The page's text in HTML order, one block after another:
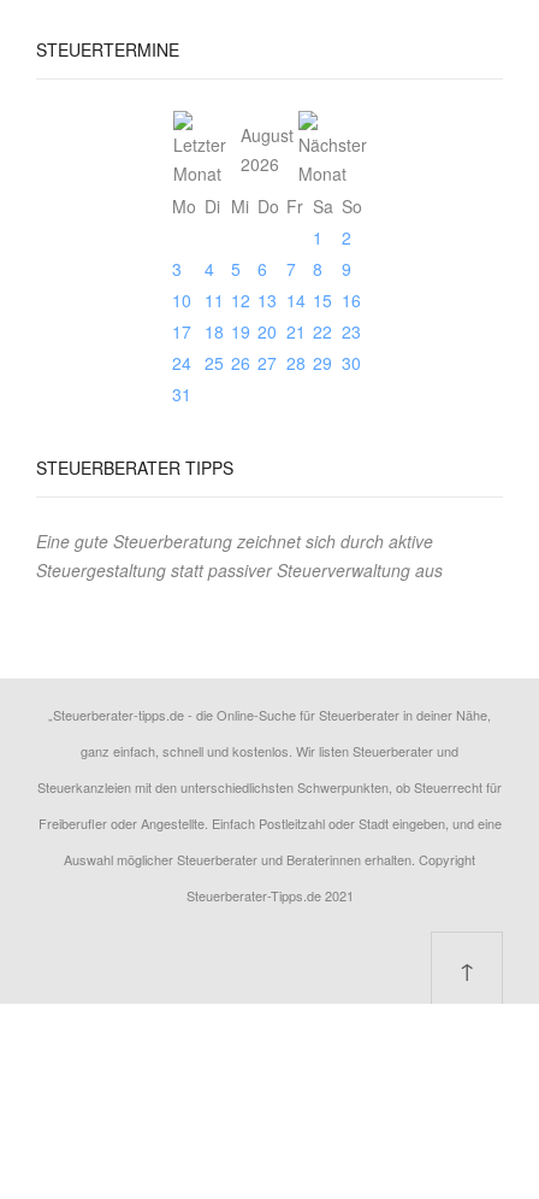
STEUERTERMINE
August
2026
Mo Di Mi Do Fr Sa So
1
2
3
4 5 6 7 8
9
10
11 12 13 14 15 16
17
18 19 20 21 22 23
24 25 26 27 28 29 30
31
STEUERBERATER TIPPS
Eine gute Steuerberatung zeichnet sich durch aktive
Steuergestaltung statt passiver Steuerverwaltung aus
„Steuerberater-tipps.de - die Online-Suche für Steuerberater in deiner Nähe,
ganz einfach, schnell und kostenlos. Wir listen Steuerberater und
Steuerkanzleien mit den unterschiedlichsten Schwerpunkten, ob Steuerrecht für
Freiberufler oder Angestellte. Einfach Postleitzahl oder Stadt eingeben, und eine
Auswahl möglicher Steuerberater und Beraterinnen erhalten. Copyright
Steuerberater-Tipps.de 2021
↑